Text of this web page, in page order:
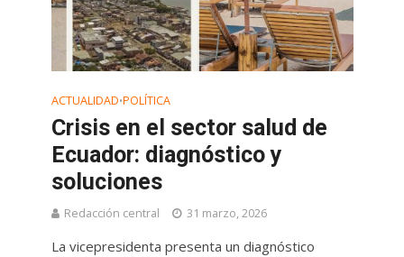
ACTUALIDAD•POLÍTICA
Crisis en el sector salud de
Ecuador: diagnóstico y
soluciones
Redacción central 31 marzo, 2026
La vicepresidenta presenta un diagnóstico